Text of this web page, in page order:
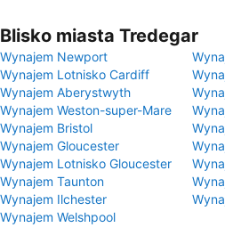
Blisko miasta Tredegar
Wynajem Newport
Wynajem Lotnisko Cardiff
Wynajem Aberystwyth
Wynajem Weston-super-Mare
Wynajem Bristol
Wynajem Gloucester
Wynajem Lotnisko Gloucester
Wynajem Taunton
Wynajem Ilchester
Wynajem Welshpool